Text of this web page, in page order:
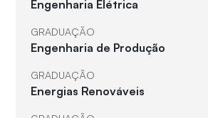
Engenharia Elétrica
GRADUAÇÃO
Engenharia de Produção
GRADUAÇÃO
Energias Renováveis